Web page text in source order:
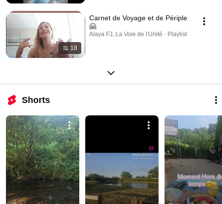
18
Carnet de Voyage et de Périple
🤗
Alaya FJ, La Voie de l'Unité · Playlist
Shorts